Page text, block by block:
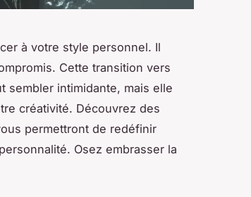
à votre style personnel. Il
Cette transition vers
sembler intimidante, mais elle
créativité. Découvrez des
permettront de redéfinir
Osez embrasser la